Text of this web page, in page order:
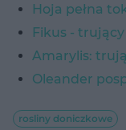
Hoja pełna
Fikus -
Amarylis:
Oleander
rosliny doniczkowe